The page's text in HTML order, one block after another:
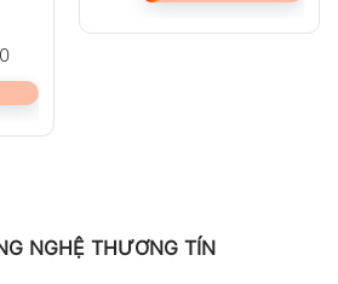
NGHỆ THƯƠNG TÍN